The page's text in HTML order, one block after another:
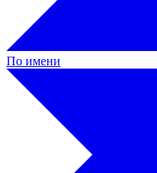
По имени